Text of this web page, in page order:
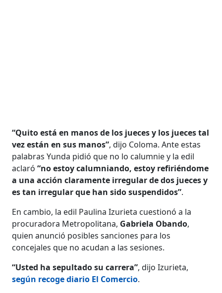
“Quito está en manos de los jueces y los jueces tal
vez están en sus manos”, dijo Coloma. Ante estas
palabras Yunda pidió que no lo calumnie y la edil
aclaró“no estoy calumniando, estoy refiriéndome
a una acción claramente irregular de dos jueces y
es tan irregular que han sido suspendidos”.
En cambio, la edil Paulina Izurieta cuestionó a la
procuradora Metropolitana, Gabriela Obando,
quien anunció posibles sanciones para los
concejales que no acudan a las sesiones.
“Usted ha sepultado su carrera”, dijo Izurieta,
según recoge diario El Comercio.